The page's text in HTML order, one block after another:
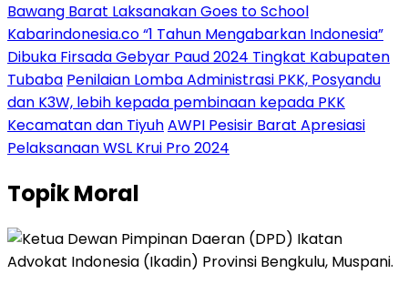
Bawang Barat Laksanakan Goes to School
Kabarindonesia.co “1 Tahun Mengabarkan Indonesia”
Dibuka Firsada Gebyar Paud 2024 Tingkat Kabupaten
Tubaba Penilaian Lomba Administrasi PKK, Posyandu
dan K3W, lebih kepada pembinaan kepada PKK
Kecamatan dan TiyuhAWPI Pesisir Barat Apresiasi
Pelaksanaan WSL Krui Pro 2024
TopikMoral